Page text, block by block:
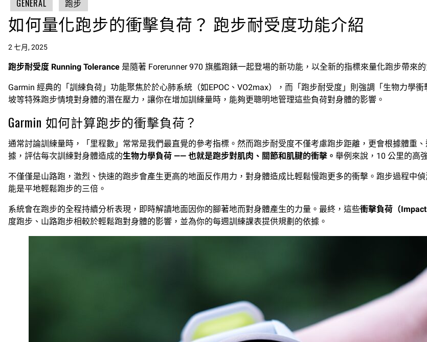
GENERAL 跑步
如何量化跑步的衝擊負荷？ 跑步耐受度功能介紹
2 七月, 2025
跑步耐受度 Running Tolerance 是隨著 Forerunner 970 旗艦跑錶一起登場的新功能，以全新的指標來量化跑步帶來的
Garmin 經典的「訓練負荷」功能聚焦於於心肺系統（如EPOC、VO2max），而「跑步耐受度」則強調「生物力學
坡等特殊跑步情境對身體的潛在壓力，讓你在增加訓練量時，能夠更聰明地管理這些負荷對身體的影響。
Garmin 如何計算跑步的衝擊負荷？
通常討論訓練量時，「里程數」常常是我們最直覺的參考指標。然而跑步耐受度不僅考慮跑步距離，更會根據體重
據，評估每次訓練對身體造成的生物力學負荷 —— 也就是跑步對肌肉、關節和肌腱的衝擊。 舉例來說，10 公里的高
不僅僅是山路跑，激烈、快速的跑步會產生更高的地面反作用力，對身體造成比輕鬆慢跑更多的衝擊。跑步過程中
能是平地輕鬆跑步的三倍。
系統會在跑步的全程持續分析表現，即時解讀地面因你的腳著地而對身體產生的力量。最終，這些衝擊負荷 （
度跑步、山路跑步相較於輕鬆跑對身體的影響，並為你的每週訓練課表提供規劃的依據。